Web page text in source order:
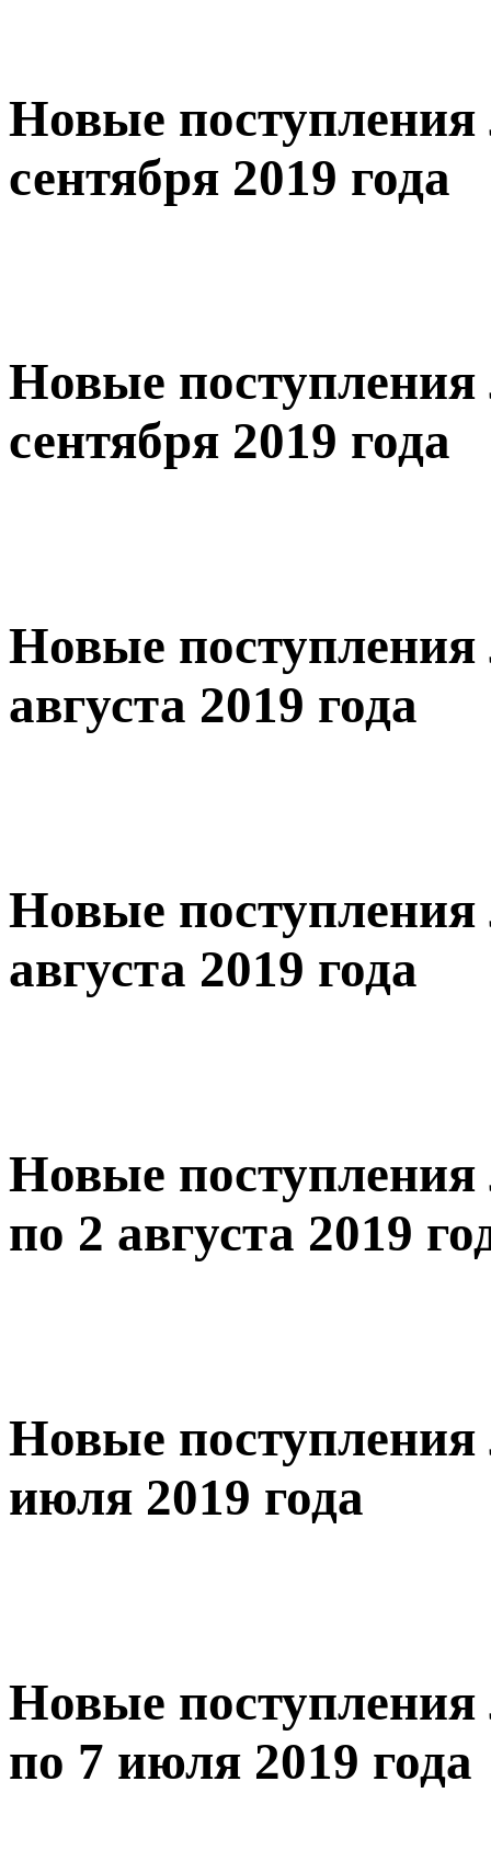
Новые поступления
сентября 2019 года
Новые поступления
сентября 2019 года
Новые поступления
августа 2019 года
Новые поступления
августа 2019 года
Новые
по 2 августа 2019
Новые поступления
июля 2019 года
Новые
по 7 июля 2019 года